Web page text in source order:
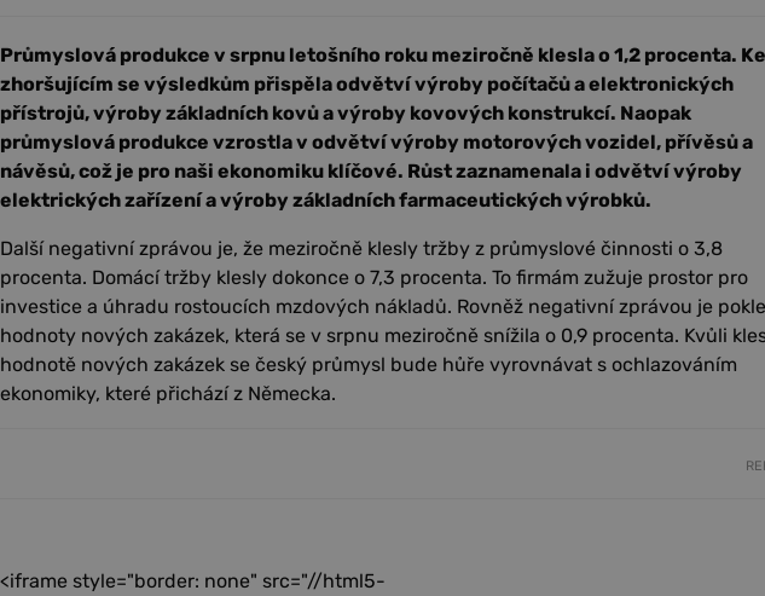
Průmyslová produkce v srpnu letošního roku meziročně klesla o 1,2 procenta. Ke
zhoršujícím se výsledkům přispěla odvětví výroby počítačů a elektronických
přístrojů, výroby základních kovů a výroby kovových konstrukcí. Naopak
průmyslová produkce vzrostla v odvětví výroby motorových vozidel, přívěsů a
návěsů, což je pro naši ekonomiku klíčové. Růst zaznamenala i odvětví výroby
elektrických zařízení a výroby základních farmaceutických výrobků.
Další negativní zprávou je, že meziročně klesly tržby z průmyslové činnosti o 3,8
procenta. Domácí tržby klesly dokonce o 7,3 procenta. To firmám zužuje prostor pro
investice a úhradu rostoucích mzdových nákladů. Rovněž negativní zprávou je
hodnoty nových zakázek, která se v srpnu meziročně snížila o 0,9 procenta. Kvůli
hodnotě nových zakázek se český průmysl bude hůře vyrovnávat s ochlazováním
ekonomiky, které přichází z Německa.
<iframe style="border: none" src="//html5-